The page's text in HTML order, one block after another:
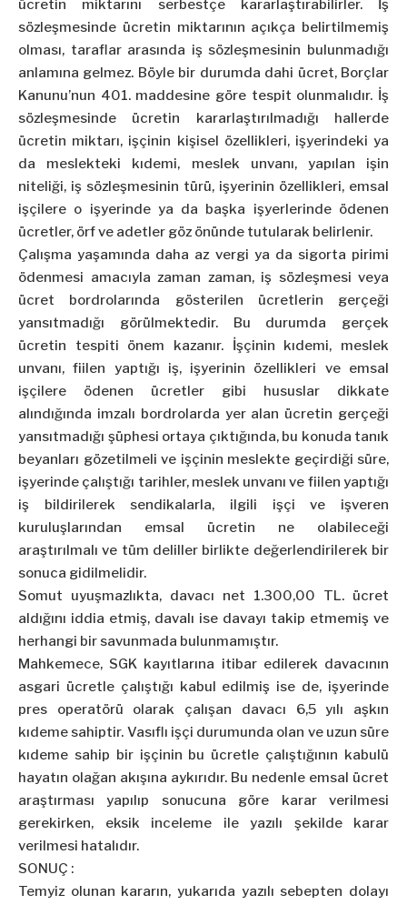
ücretin miktarını serbestçe kararlaştırabilirler. İş
sözleşmesinde ücretin miktarının açıkça belirtilmemiş
olması, taraflar arasında iş sözleşmesinin bulunmadığı
anlamına gelmez. Böyle bir durumda dahi ücret, Borçlar
Kanunu’nun 401. maddesine göre tespit olunmalıdır. İş
sözleşmesinde ücretin kararlaştırılmadığı hallerde
ücretin miktarı, işçinin kişisel özellikleri, işyerindeki ya
da meslekteki kıdemi, meslek unvanı, yapılan işin
niteliği, iş sözleşmesinin türü, işyerinin özellikleri, emsal
işçilere o işyerinde ya da başka işyerlerinde ödenen
ücretler, örf ve adetler göz önünde tutularak belirlenir.
Çalışma yaşamında daha az vergi ya da sigorta pirimi
ödenmesi amacıyla zaman zaman, iş sözleşmesi veya
ücret bordrolarında gösterilen ücretlerin gerçeği
yansıtmadığı görülmektedir. Bu durumda gerçek
ücretin tespiti önem kazanır. İşçinin kıdemi, meslek
unvanı, fiilen yaptığı iş, işyerinin özellikleri ve emsal
işçilere ödenen ücretler gibi hususlar dikkate
alındığında imzalı bordrolarda yer alan ücretin gerçeği
yansıtmadığı şüphesi ortaya çıktığında, bu konuda tanık
beyanları gözetilmeli ve işçinin meslekte geçirdiği süre,
işyerinde çalıştığı tarihler, meslek unvanı ve fiilen yaptığı
iş bildirilerek sendikalarla, ilgili işçi ve işveren
kuruluşlarından emsal ücretin ne olabileceği
araştırılmalı ve tüm deliller birlikte değerlendirilerek bir
sonuca gidilmelidir.
Somut uyuşmazlıkta, davacı net 1.300,00 TL. ücret
aldığını iddia etmiş, davalı ise davayı takip etmemiş ve
herhangi bir savunmada bulunmamıştır.
Mahkemece, SGK kayıtlarına itibar edilerek davacının
asgari ücretle çalıştığı kabul edilmiş ise de, işyerinde
pres operatörü olarak çalışan davacı 6,5 yılı aşkın
kıdeme sahiptir. Vasıflı işçi durumunda olan ve uzun süre
kıdeme sahip bir işçinin bu ücretle çalıştığının kabulü
hayatın olağan akışına aykırıdır. Bu nedenle emsal ücret
araştırması yapılıp sonucuna göre karar verilmesi
gerekirken, eksik inceleme ile yazılı şekilde karar
verilmesi hatalıdır.
SONUÇ :
Temyiz olunan kararın, yukarıda yazılı sebepten dolayı